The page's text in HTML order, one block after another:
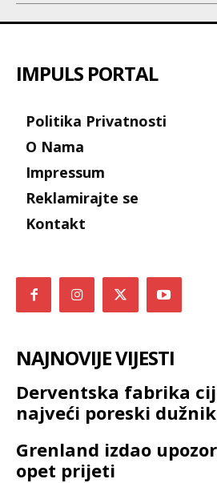
IMPULS PORTAL
Politika Privatnosti
O Nama
Impressum
Reklamirajte se
Kontakt
NAJNOVIJE VIJESTI
Derventska fabrika
najveći poreski dužnik
Grenland izdao
opet prijeti